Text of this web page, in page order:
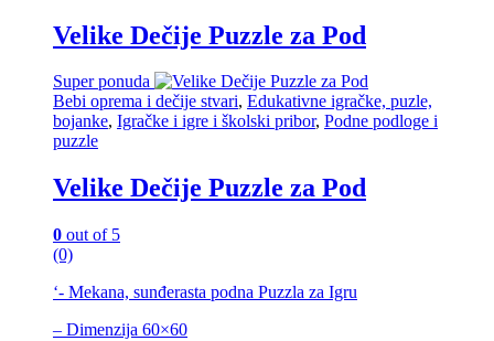
Velike Dečije Puzzle za Pod
Super ponuda
Bebi oprema i dečije stvari, Edukativne igračke, puzle,
bojanke, Igračke i igre i školski pribor, Podne podloge i
puzzle
Velike Dečije Puzzle za Pod
0 out of 5
(0)
‘- Mekana, sunđerasta podna Puzzla za Igru
– Dimenzija 60×60